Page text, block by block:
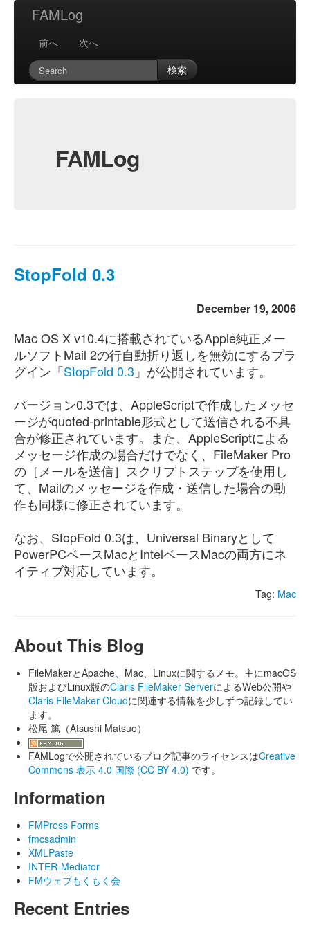
FAMLog
前へ
次へ
検索
FAMLog
StopFold 0.3
December 19, 2006
Mac OS X v10.4に搭載されているApple純正メー
ルソフトMail 2の行自動折り返しを無効にするプラ
グイン「StopFold 0.3 」が公開されています。
バージョン0.3では、AppleScriptで作成したメッセ
ージがquoted-printable形式として送信される不具
合が修正されています。また、AppleScriptによる
メッセージ作成の場合だけでなく、FileMaker Pro
の［メールを送信］スクリプトステップを使用し
て、Mailのメッセージを作成・送信した場合の動
作も同様に修正されています。
なお、StopFold 0.3は、Universal Binaryとして
PowerPCベースMacとIntelベースMacの両方にネ
イティブ対応しています。
Tag: Mac
About This Blog
FileMakerとApache、Mac、Linuxに関するメモ。主にmacOS
版およびLinux版のClaris FileMaker ServerによるWeb公開や
Claris FileMaker Cloudに関連する情報を少しずつ記録してい
ます。
松尾 篤（Atsushi Matsuo）
FAMLogで公開されているブログ記事のライセンスはCreative
Commons 表示 4.0 国際 (CC BY 4.0) です。
Information
FMPress Forms
fmcsadmin
XMLPaste
INTER-Mediator
FMウェブもくもく会
Recent Entries